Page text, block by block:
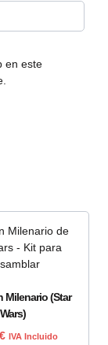
en este
Milenario (Star
Wars)
€ IVA Incluido